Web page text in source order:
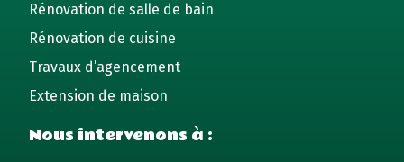
Rénovation de salle de bain
Rénovation de cuisine
Travaux d’agencement
Extension de maison
Nous intervenons à :